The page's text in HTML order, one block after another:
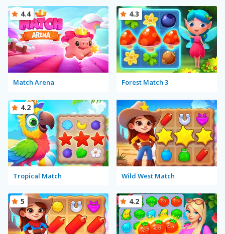
Match Arena
4.4
Forest Match 3
4.3
Tropical Match
4.2
Wild West Match
5 4.2